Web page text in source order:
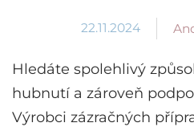
22.11.2024
Hledáte spolehlivý
hubnutí a zároveň
Výrobci zázračných